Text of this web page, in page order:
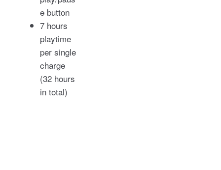
e button
7 hours
playtime
per single
charge
(32 hours
in total)